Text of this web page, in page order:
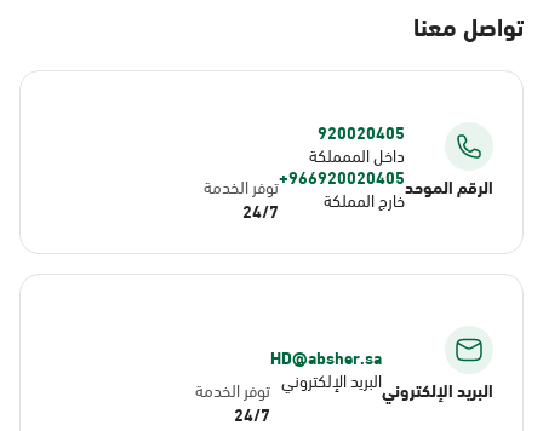
تواصل معنا
الرقم الموحد
920020405
داخل الممملكة
966920020405+
خارج المملكة توفر الخدمة
24/7
البريد الإلكتروني
HD@absher.sa
البريد الإلكتروني توفر الخدمة
24/7